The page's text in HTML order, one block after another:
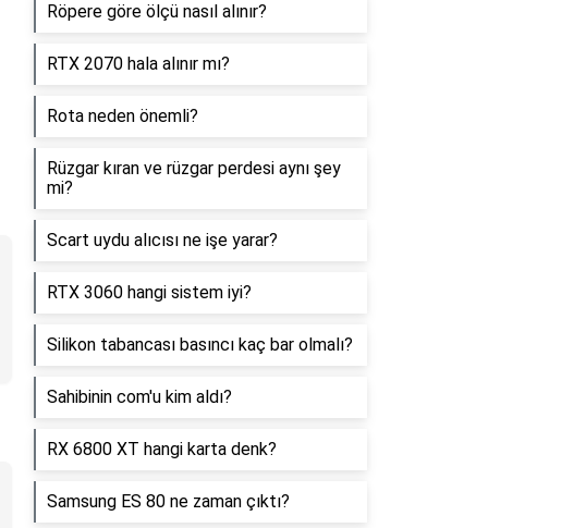
Röpere göre ölçü nasıl alınır?
RTX 2070 hala alınır mı?
Rota neden önemli?
Rüzgar kıran ve rüzgar perdesi aynı şey
mi?
Scart uydu alıcısı ne işe yarar?
RTX 3060 hangi sistem iyi?
Silikon tabancası basıncı kaç bar olmalı?
Sahibinin com'u kim aldı?
RX 6800 XT hangi karta denk?
Samsung ES 80 ne zaman çıktı?